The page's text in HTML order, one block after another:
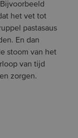
het vet tot
pastasaus
En dan
stoom van het
van tijd
zorgen.